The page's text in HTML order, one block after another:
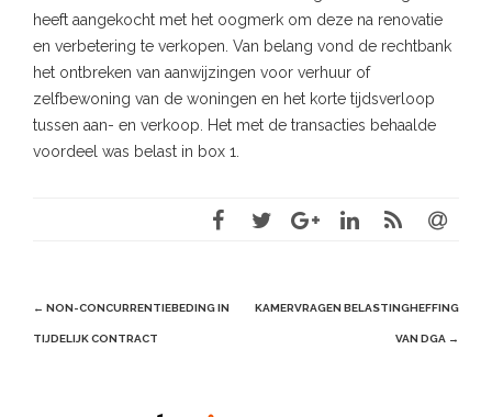
heeft aangekocht met het oogmerk om deze na renovatie
en verbetering te verkopen. Van belang vond de rechtbank
het ontbreken van aanwijzingen voor verhuur of
zelfbewoning van de woningen en het korte tijdsverloop
tussen aan- en verkoop. Het met de transacties behaalde
voordeel was belast in box 1.
Post
navigation
← NON-CONCURRENTIEBEDING IN
TIJDELIJK CONTRACT
KAMERVRAGEN BELASTINGHEFFING
VAN DGA →